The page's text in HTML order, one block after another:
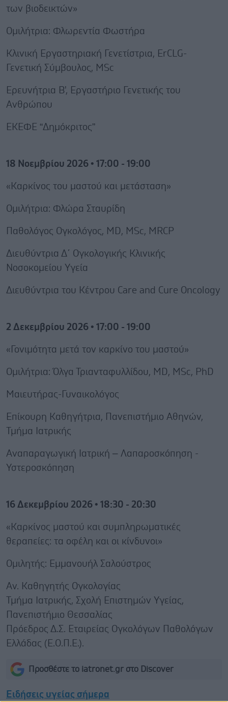
των βιοδεικτών»
Ομιλήτρια: Φλωρεντία Φωστήρα
Κλινική Εργαστηριακή Γενετίστρια, ErCLG-
Γενετική Σύμβουλος, MSc
Ερευνήτρια Β', Εργαστήριο Γενετικής του
Ανθρώπου
ΕΚΕΦΕ “Δημόκριτος”
18 Νοεμβρίου 2026 • 17:00 - 19:00
«Καρκίνος του μαστού και μετάσταση»
Ομιλήτρια: Φλώρα Σταυρίδη
Παθολόγος Ογκολόγος, MD, MSc, MRCP
Διευθύντρια Δ΄ Ογκολογικής Κλινικής
Νοσοκομείου Υγεία
Διευθύντρια του Κέντρου Care and Cure Oncology
2 Δεκεμβρίου 2026 • 17:00 - 19:00
«Γονιμότητα μετά τον καρκίνο του μαστού»
Ομιλήτρια: Όλγα Τριανταφυλλίδου, MD, MSc, PhD
Μαιευτήρας-Γυναικολόγος
Επίκουρη Καθηγήτρια, Πανεπιστήμιο Αθηνών,
Τμήμα Ιατρικής
Αναπαραγωγική Ιατρική – Λαπαροσκόπηση -
Υστεροσκόπηση
16 Δεκεμβρίου 2026 • 18:30 - 20:30
«Καρκίνος μαστού και συμπληρωματικές
θεραπείες: τα οφέλη και οι κίνδυνοι»
Ομιλητής: Εμμανουήλ Σαλούστρος
Αν. Καθηγητής Ογκολογίας
Τμήμα Ιατρικής, Σχολή Επιστημών Υγείας,
Πανεπιστήμιο Θεσσαλίας
Πρόεδρος Δ.Σ. Εταιρείας Ογκολόγων Παθολόγων
Ελλάδας (Ε.Ο.Π.Ε.).
Προσθέστε το iatronet.gr στο Discover
Ειδήσεις υγείας σήμερα